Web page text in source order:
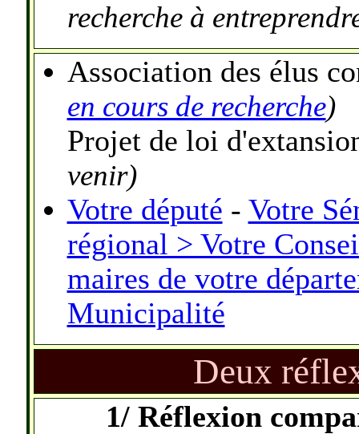
recherche à
Association des élus
en cours de recherche)
Projet de loi
venir)
Votre député - Votre
régional > Votre
maires de votre
Municipalité
Deux
1/ Réflexion